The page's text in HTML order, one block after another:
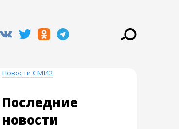
Новости СМИ2
Последние
новости